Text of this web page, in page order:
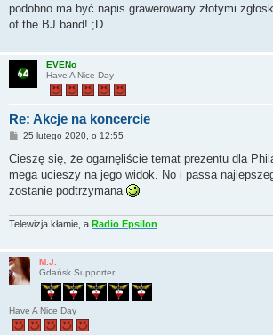
podobno ma być napis grawerowany złotymi
of the BJ band! ;D
EVENo
Have A Nice Day
Re: Akcje na koncercie
P
s
25 lutego 2020, o 12:55
Cieszę się, że ogarnęliście temat prezentu dla
mega ucieszy na jego widok. No i passa
zostanie podtrzymana
Telewizja kłamie, a Radio Epsilon
M.J.
Gdańsk Supporter
Have A Nice Day